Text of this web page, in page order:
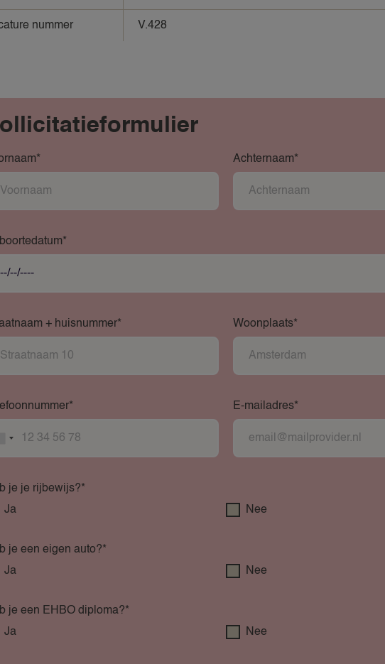
nummer V.428
Achternaam*
+ huisnummer* Woonplaats*
E-mailadres*
je je rijbewijs?*
Ja
Nee
je een eigen auto?*
Ja
Nee
je een EHBO diploma?*
Ja
Nee